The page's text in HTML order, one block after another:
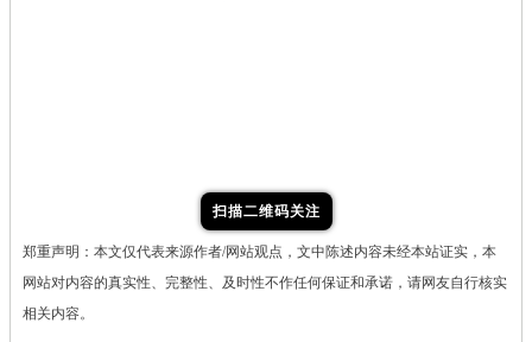
扫描二维码关注
郑重声明：本文仅代表来源作者/网站观点，文中陈述内容未经本站证实，本
网站对内容的真实性、完整性、及时性不作任何保证和承诺，请网友自行核实
相关内容。